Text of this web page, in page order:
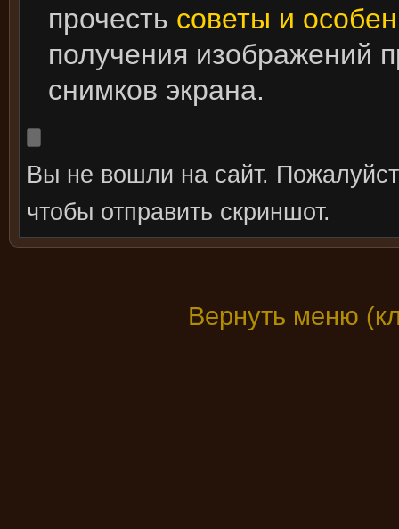
прочесть советы и
получения изображений
снимков экрана.
Вы не вошли на сайт.
чтобы отправить скриншот.
Вернуть меню